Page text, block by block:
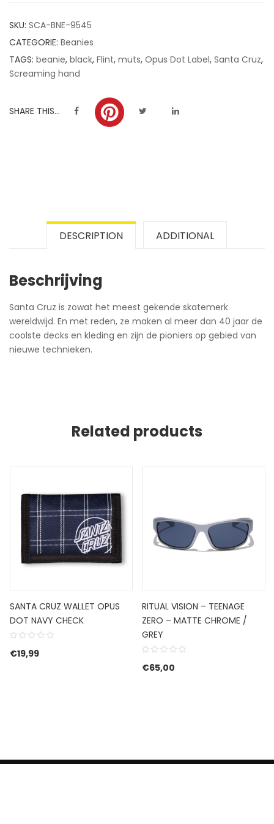
ratings
SKU: SCA-BNE-9545
CATEGORIE: Beanies
TAGS: beanie, black, Flint, muts, Opus Dot Label, Santa Cruz,
Screaming hand
SHARE THIS...
DESCRIPTION ADDITIONAL
Beschrijving
Santa Cruz is zowat het meest gekende skatemerk
wereldwijd. En met reden, ze maken al meer dan 40 jaar de
coolste decks en kleding en zijn de pioniers op gebied van
nieuwe technieken.
Related products
SANTA CRUZ WALLET OPUS
DOT NAVY CHECK
€19,99
RITUAL VISION – TEENAGE
ZERO – MATTE CHROME /
GREY
€65,00